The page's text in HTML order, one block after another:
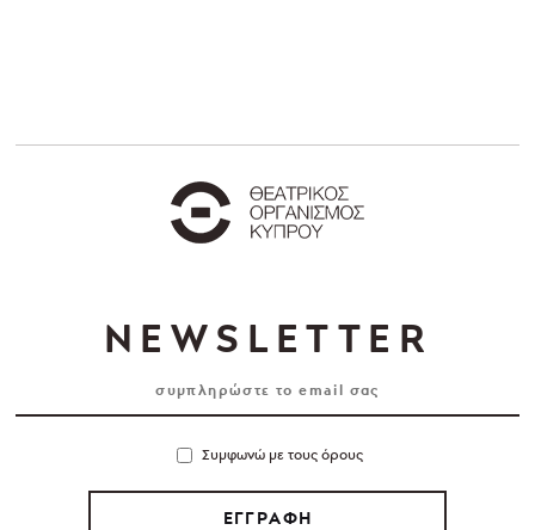
NEWSLETTER
Συμφωνώ με τους όρους
ΕΓΓΡΑΦΗ